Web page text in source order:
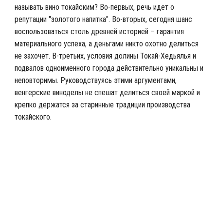
называть вино токайским? Во-первых, речь идет о
репутации "золотого напитка". Во-вторых, сегодня шанс
воспользоваться столь древней историей – гарантия
материального успеха, а деньгами никто охотно делиться
не захочет. В-третьих, условия долины Токай-Хедьялья и
подвалов одноименного города действительно уникальны и
неповторимы. Руководствуясь этими аргументами,
венгерские виноделы не спешат делиться своей маркой и
крепко держатся за старинные традиции производства
токайского.